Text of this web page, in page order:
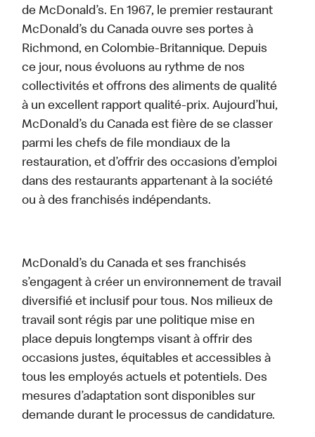
de McDonald’s. En 1967, le premier restaurant
McDonald’s du Canada ouvre ses portes à
Richmond, en Colombie-Britannique. Depuis
ce jour, nous évoluons au rythme de nos
collectivités et offrons des aliments de qualité
à un excellent rapport qualité-prix. Aujourd’hui,
McDonald’s du Canada est fière de se classer
parmi les chefs de file mondiaux de la
restauration, et d’offrir des occasions d’emploi
dans des restaurants appartenant à la société
ou à des franchisés indépendants.
McDonald’s du Canada et ses franchisés
s’engagent à créer un environnement de travail
diversifié et inclusif pour tous. Nos milieux de
travail sont régis par une politique mise en
place depuis longtemps visant à offrir des
occasions justes, équitables et accessibles à
tous les employés actuels et potentiels. Des
mesures d’adaptation sont disponibles sur
demande durant le processus de candidature.